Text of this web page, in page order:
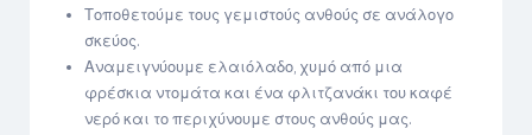
Τοποθετούμε τους γεμιστούς ανθούς σε ανάλογο
σκεύος.
Αναμειγνύουμε ελαιόλαδο, χυμό από μια
φρέσκια ντομάτα και ένα φλιτζανάκι του καφέ
νερό και το περιχύνουμε στους ανθούς μας.